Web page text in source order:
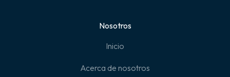
Nosotros
Inicio
Acerca de nosotros